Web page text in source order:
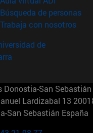
Búsqueda de personas
Trabaja con nosotros
de
Donostia-San Sebastián
Lardizabal 13
San Sebastián España